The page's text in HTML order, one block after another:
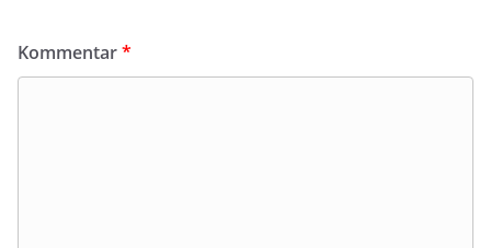
Kommentar*